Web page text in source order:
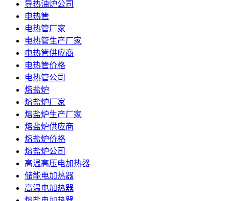
导热油炉公司
电热管
电热管厂家
电热管生产厂家
电热管供应商
电热管价格
电热管公司
熔盐炉
熔盐炉厂家
熔盐炉生产厂家
熔盐炉供应商
熔盐炉价格
熔盐炉公司
高温高压电加热器
储能电加热器
高温电加热器